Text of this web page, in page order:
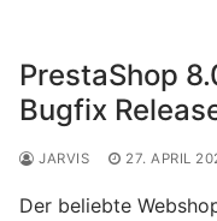
PrestaShop
Bugfix
JARVIS 27. APRIL
Der beliebte